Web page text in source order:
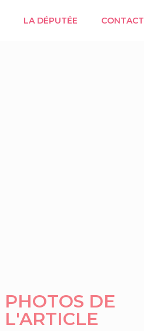
LA DÉPUTÉE CONTACT
PHOTOS DE
L'ARTICLE